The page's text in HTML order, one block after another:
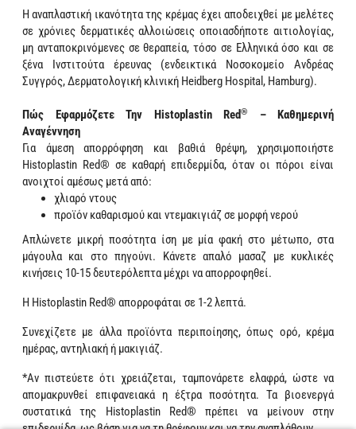
Η αναπλαστική ικανότητα της κρέμας έχει αποδειχθεί με μελέτες
σε χρόνιες δερματικές αλλοιώσεις οποιασδήποτε αιτιολογίας,
μη ανταποκρινόμενες σε θεραπεία, τόσο σε Ελληνικά όσο και σε
ξένα Ινστιτούτα έρευνας (ενδεικτικά Νοσοκομείο Ανδρέας
Συγγρός, Δερματολογική κλινική Heidberg Hospital, Hamburg).
Πώς Εφαρμόζετε Την Histoplastin Red®
– Καθημερινή
Αναγέννηση
Για άμεση απορρόφηση και βαθιά θρέψη, χρησιμοποιήστε
Histoplastin Red® σε καθαρή επιδερμίδα, όταν οι πόροι είναι
ανοιχτοί αμέσως μετά από:
χλιαρό ντους
προϊόν καθαρισμού και ντεμακιγιάζ σε μορφή νερού
Απλώνετε μικρή ποσότητα ίση με μία φακή στο μέτωπο, στα
μάγουλα και στο πηγούνι. Κάνετε απαλό μασαζ με κυκλικές
κινήσεις 10-15 δευτερόλεπτα μέχρι να απορροφηθεί.
Η Histoplastin Red® απορροφάται σε 1-2 λεπτά.
Συνεχίζετε με άλλα προϊόντα περιποίησης, όπως ορό, κρέμα
ημέρας, αντηλιακή ή μακιγιάζ.
*Αν πιστεύετε ότι χρειάζεται, ταμπονάρετε ελαφρά, ώστε να
απομακρυνθεί επιφανειακά η έξτρα ποσότητα. Τα βιοενεργά
συστατικά της Histoplastin Red® πρέπει να μείνουν στην